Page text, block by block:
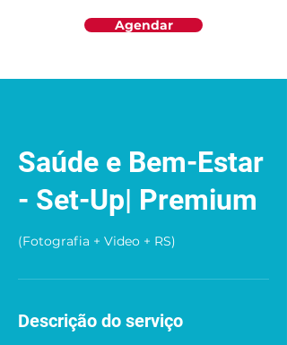
Agendar
Saúde e Bem-Estar
- Set-Up| Premium
(Fotografia + Video + RS)
Descrição do serviço